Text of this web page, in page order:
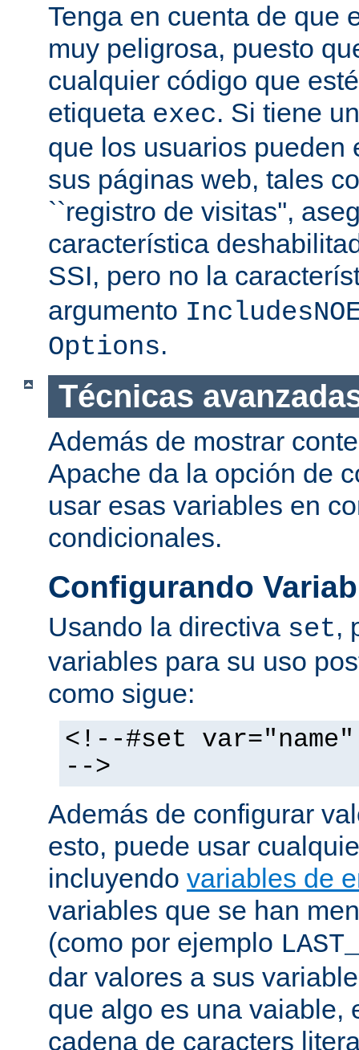
Tenga en cuenta de que
muy peligrosa, puesto
cualquier código que
etiqueta exec. Si tiene
que los usuarios pueden
sus páginas web, tales
``registro de visitas'',
característica
SSI, pero no la
argumento
Options.
Técnicas
Además de mostrar
Apache da la opción de
usar esas variables en
condicionales.
Configurando
Usando la directiva set,
variables para su uso
como sigue:
<!--#set
-->
Además de configurar
esto, puede usar
incluyendo variables de
variables que se han
(como por ejemplo
dar valores a sus
que algo es una vaiable,
cadena de caracters